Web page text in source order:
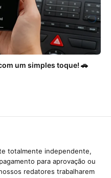
um simples toque! 🚗
totalmente independente,
para aprovação ou
redatores trabalharem